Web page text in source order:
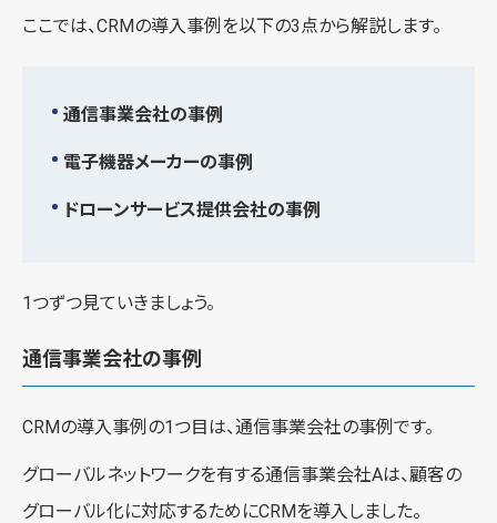
ここでは、CRMの導入事例を以下の3点から解説します。
通信事業会社の事例
電子機器メーカーの事例
ドローンサービス提供会社の事例
1つずつ見ていきましょう。
通信事業会社の事例
CRMの導入事例の1つ目は、通信事業会社の事例です。
グローバルネットワークを有する通信事業会社Aは、顧客の
グローバル化に対応するためにCRMを導入しました。